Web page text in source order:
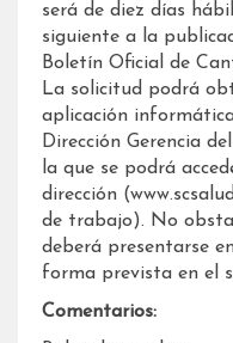
será de diez días
siguiente a la
Boletín Oficial de
La solicitud podrá
aplicación
Dirección Gerencia
la que se podrá
dirección
de trabajo). No
deberá presentarse
forma prevista en el
Comentarios: